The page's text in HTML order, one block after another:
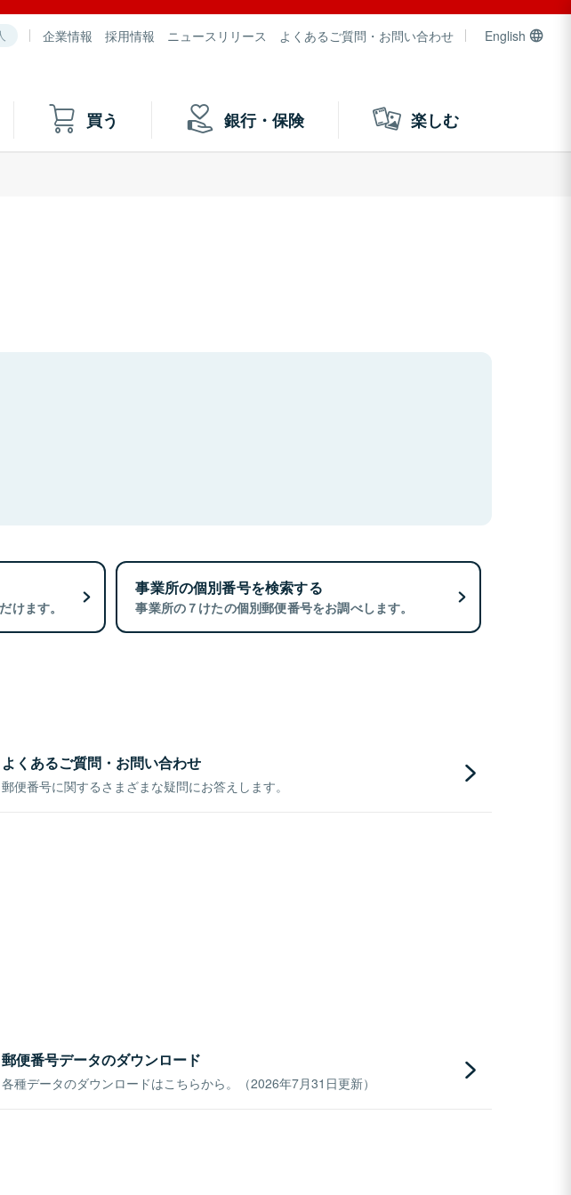
企業情報 採用情報 ニュースリリース よくあるご質問・お問い合わせ English
買う 銀行・保険 楽しむ
けます。
事業所の個別番号を検索する
事業所の７けたの個別郵便番号をお調べします。
よくあるご質問・お問い合わせ
郵便番号に関するさまざまな疑問にお答えします。
郵便番号データのダウンロード
各種データのダウンロードはこちらから。（2026年7月31日更新）